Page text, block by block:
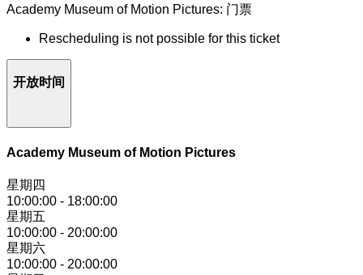
Academy Museum of Motion Pictures: 门票
Rescheduling is not possible for this ticket
开放时间
Academy Museum of Motion Pictures
星期四
10:00:00 - 18:00:00
星期五
10:00:00 - 20:00:00
星期六
10:00:00 - 20:00:00